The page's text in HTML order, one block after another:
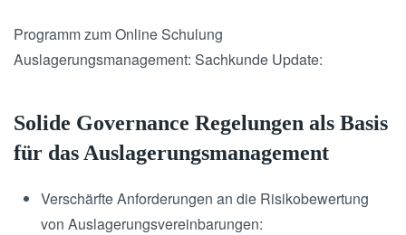
Programm zum Online Schulung
Auslagerungsmanagement: Sachkunde Update:
Solide Governance Regelungen als Basis
für das Auslagerungsmanagement
Verschärfte Anforderungen an die Risikobewertung
von Auslagerungsvereinbarungen: